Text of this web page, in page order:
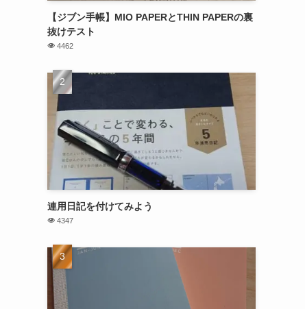
【ジブン手帳】MIO PAPERとTHIN PAPERの裏
抜けテスト
4462
連用日記を付けてみよう
4347